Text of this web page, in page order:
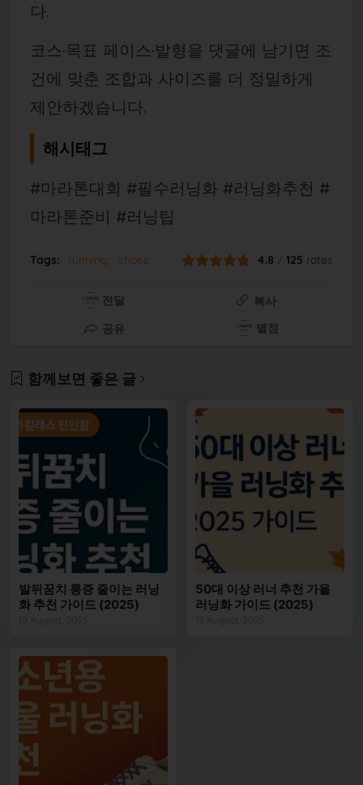
다.
코스·목표 페이스·발형을 댓글에 남기면 조
건에 맞춘 조합과 사이즈를 더 정밀하게
제안하겠습니다.
해시태그
#마라톤대회 #필수러닝화 #러닝화추천 #
마라톤준비 #러닝팁
Tags: running shoes 4.8 /125 rates
전달
복사
공유
별점
함께보면 좋은 글
발뒤꿈치 통증 줄이는 러닝
화 추천 가이드 (2025)
50대 이상 러너 추천 가을
러닝화 가이드 (2025)